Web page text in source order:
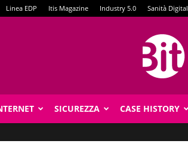
Linea EDP Itis Magazine Industry 5.0 Sanità
SICUREZZA CASE HISTORY